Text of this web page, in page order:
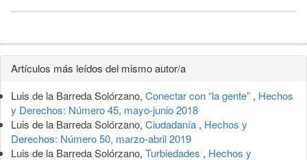
Detalles
del
artículo
Artículos más leídos del mismo autor/a
Luis de la Barreda Solórzano, Conectar con “la gente” , Hechos
y Derechos: Número 45, mayo-junio 2018
Luis de la Barreda Solórzano, Ciudadanía , Hechos y
Derechos: Número 50, marzo-abril 2019
Luis de la Barreda Solórzano, Turbiedades , Hechos y